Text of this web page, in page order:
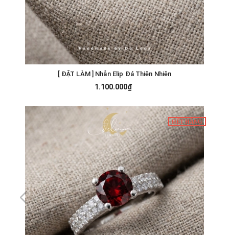
[ ÐẶT LÀM ] Nhẫn Elip Đá Thiên Nhiên
1.100.000₫
HẾT HÀNG